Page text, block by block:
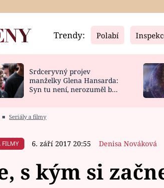
Video
CELEBRITY
VAŘENÍ
Trendy: Polabí
Srdceryvný projev
manželky Glena Hansarda:
Syn tu není, nerozuměl by
■ Seriály a filmy
FILMY 6. září 2017 20:55 Denisa Nováková
s kým si